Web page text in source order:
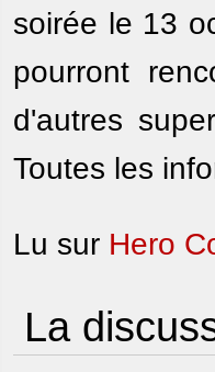
soirée le 13
pourront
d'autres
Toutes les
Lu sur Hero
La